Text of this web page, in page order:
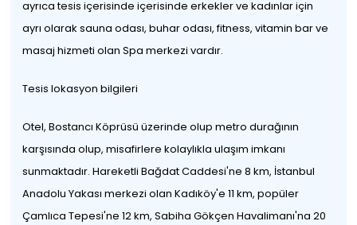
ayrıca tesis içerisinde içerisinde erkekler ve kadınlar için
ayrı olarak sauna odası, buhar odası, fitness, vitamin bar ve
masaj hizmeti olan Spa merkezi vardır.
Tesis lokasyon bilgileri
Otel, Bostancı Köprüsü üzerinde olup metro durağının
karşısında olup, misafirlere kolaylıkla ulaşım imkanı
sunmaktadır. Hareketli Bağdat Caddesi'ne 8 km, İstanbul
Anadolu Yakası merkezi olan Kadıköy'e 11 km, popüler
Çamlıca Tepesi'ne 12 km, Sabiha Gökçen Havalimanı'na 20